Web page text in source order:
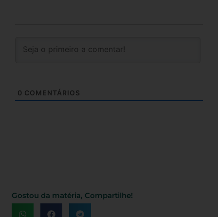
0 COMENTÁRIOS
Gostou da matéria, Compartilhe!